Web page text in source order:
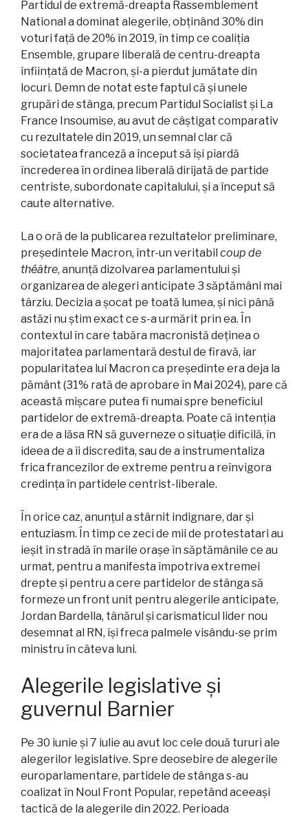
Partidul de extremă-dreapta Rassemblement
National a dominat alegerile, obținând 30% din
voturi față de 20% în 2019, în timp ce coaliția
Ensemble, grupare liberală de centru-dreapta
înființată de Macron, și-a pierdut jumătate din
locuri. Demn de notat este faptul că și unele
grupări de stânga, precum Partidul Socialist și La
France Insoumise, au avut de câștigat comparativ
cu rezultatele din 2019, un semnal clar că
societatea franceză a început să își piardă
încrederea în ordinea liberală dirijată de partide
centriste, subordonate capitalului, și a început să
caute alternative.
La o oră de la publicarea rezultatelor preliminare,
președintele Macron, într-un veritabil coup de
théâtre, anunță dizolvarea parlamentului și
organizarea de alegeri anticipate 3 săptămâni mai
târziu. Decizia a șocat pe toată lumea, și nici până
astăzi nu știm exact ce s-a urmărit prin ea. În
contextul în care tabăra macronistă deținea o
majoritatea parlamentară destul de firavă, iar
popularitatea lui Macron ca președinte era deja la
pământ (31% rată de aprobare în Mai 2024), pare că
această mișcare putea fi numai spre beneficiul
partidelor de extremă-dreapta. Poate că intenția
era de a lăsa RN să guverneze o situație dificilă, în
ideea de a îi discredita, sau de a instrumentaliza
frica francezilor de extreme pentru a reînvigora
credința în partidele centrist-liberale.
În orice caz, anunțul a stârnit indignare, dar și
entuziasm. În timp ce zeci de mii de protestatari au
ieșit în stradă în marile orașe în săptămânile ce au
urmat, pentru a manifesta împotriva extremei
drepte și pentru a cere partidelor de stânga să
formeze un front unit pentru alegerile anticipate,
Jordan Bardella, tânărul și carismaticul lider nou
desemnat al RN, își freca palmele visându-se prim
ministru în câteva luni.
Alegerile legislative și
guvernul Barnier
Pe 30 iunie și 7 iulie au avut loc cele două tururi ale
alegerilor legislative. Spre deosebire de alegerile
europarlamentare, partidele de stânga s-au
coalizat în Noul Front Popular, repetând aceeași
tactică de la alegerile din 2022. Perioada